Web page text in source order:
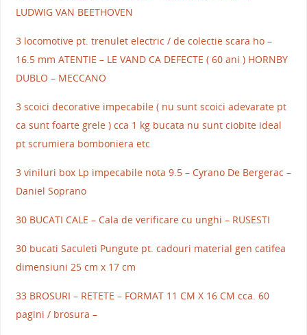
LUDWIG VAN BEETHOVEN
3 locomotive pt. trenulet electric / de colectie scara ho –
16.5 mm ATENTIE – LE VAND CA DEFECTE ( 60 ani ) HORNBY
DUBLO – MECCANO
3 scoici decorative impecabile ( nu sunt scoici adevarate pt
ca sunt foarte grele ) cca 1 kg bucata nu sunt ciobite ideal
pt scrumiera bomboniera etc
3 viniluri box Lp impecabile nota 9.5 – Cyrano De Bergerac –
Daniel Soprano
30 BUCATI CALE – Cala de verificare cu unghi – RUSESTI
30 bucati Saculeti Pungute pt. cadouri material gen catifea
dimensiuni 25 cm x 17 cm
33 BROSURI – RETETE – FORMAT 11 CM X 16 CM cca. 60
pagini / brosura –